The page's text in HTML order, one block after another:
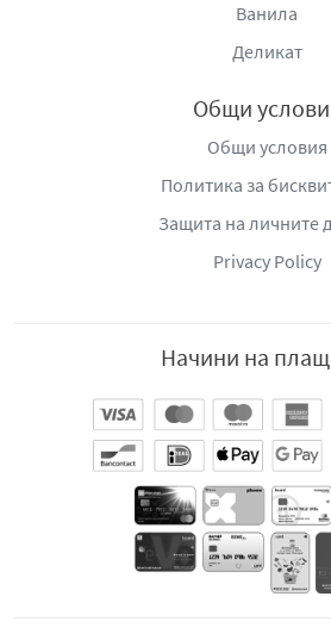
Ванила
Деликат
Общи
Общи условия
Политика за
Защита на личните
Privacy Policy
Начини на